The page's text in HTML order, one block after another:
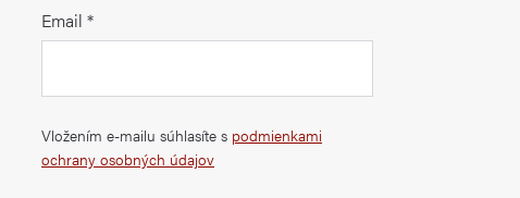
Email
Vložením e-mailu súhlasíte s podmienkami
ochrany osobných údajov